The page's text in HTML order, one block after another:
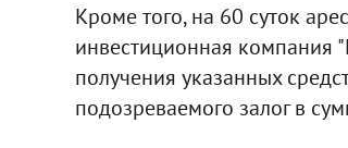
Кроме того, на 60 суток
инвестиционная компания
получения указанных
подозреваемого залог в